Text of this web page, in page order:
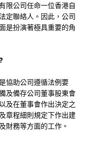
限公司任命一位香港自
定聯絡人。因此，公司
是扮演著極具重要的角
協助公司遵循法例要
及備存公司董事股東會
及在董事會作出決定之
章程細則規定下作出建
財務等方面的工作。